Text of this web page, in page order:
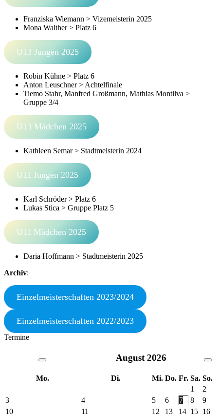
Franziska Wiemann > Vizemeisterin 2025
Mona Walther > Platz 6
U13 Jungen 2025
Robin Kühne > Platz 6
Anton Leuschner > Achtelfinale
Tiemo Stahr, Manfred Großmann, Mathias Montilva >
Gruppe 3/4
U13 Mädchen 2025
Kathleen Semar > Stadtmeisterin 2024
U11 Jungen 2025
Karl Schröder > Platz 6
Lukas Stica > Gruppe Platz 5
U11 Mädchen 2025
Daria Hoffmann > Stadtmeisterin 2025
Archiv:
Einzelmeisterschaften 2023/2024
Einzelmeisterschaften 2022/2023
Termine
August 2026
Mo. Di. Mi. Do. Fr. Sa. So.
1
2
3
4 5 6 7 8
9
10
11 12 13 14 15 16